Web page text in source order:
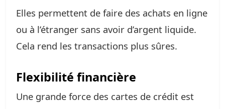
Elles permettent de faire des achats en ligne
ou à l’étranger sans avoir d’argent liquide.
Cela rend les transactions plus sûres.
Flexibilité financière
Une grande force des cartes de crédit est